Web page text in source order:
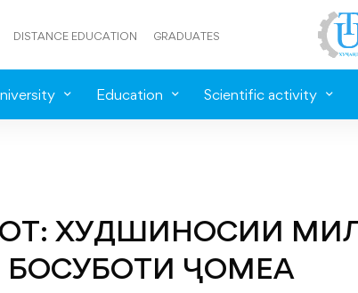
DISTANCE EDUCATION GRADUATES
Education Scientific activity
ХУДШИНОСИИ
ҶОМЕА